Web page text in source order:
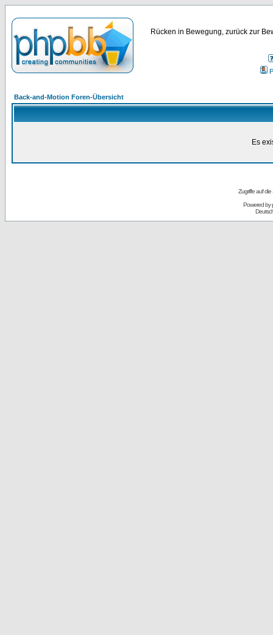
Rücken in Bewegung, zurück zur
Back-and-Motion Foren-Übersicht
Es
Zugriffe auf
Powered by